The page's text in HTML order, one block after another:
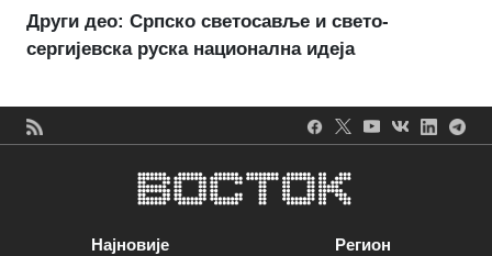
Други део: Српско светосавље и свето-
сергијевска руска национална идеја
Најновије
Регион